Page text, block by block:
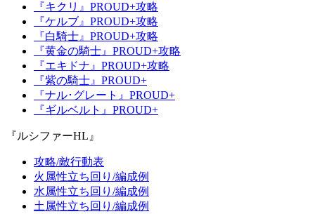
『キクリ』PROUD+攻略
『ケルブ』PROUD+攻略
『白騎士』PROUD+攻略
『黄金の騎士』PROUD+攻略
『エキドナ』PROUD+攻略
『紫の騎士』PROUD+
『ナル･グレート』PROUD+
『ギルベルト』PROUD+
『ルシファーHL』
攻略/敵行動表
火属性立ち回り/編成例
水属性立ち回り/編成例
土属性立ち回り/編成例